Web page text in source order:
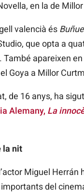
en la de
valencià és
que opta a
També apareixen
Goya a Millor
de 16 anys, ha
Alemany, La
la nit
Miguel
del